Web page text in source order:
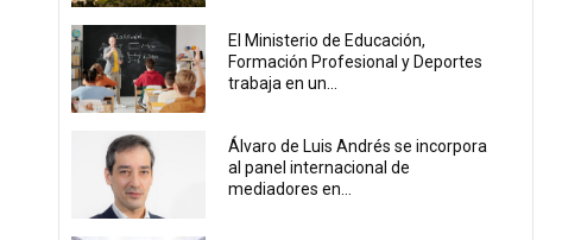
El Ministerio de Educación,
Formación Profesional y Deportes
trabaja en un...
Álvaro de Luis Andrés se incorpora
al panel internacional de
mediadores en...